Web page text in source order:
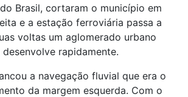
Brasil, cortaram o município em
e a estação ferroviária passa a
voltas um aglomerado urbano
rapidamente.
a navegação fluvial que era o
da margem esquerda. Com o